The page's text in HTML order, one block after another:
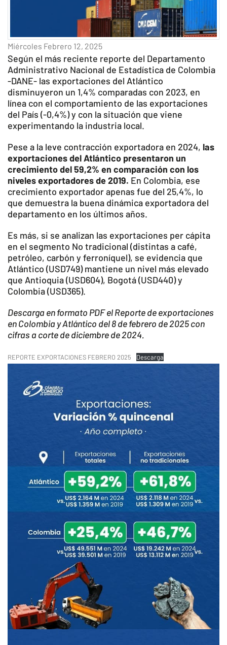
Miércoles Febrero 12, 2025
Según el más reciente reporte del Departamento
Administrativo Nacional de Estadística de Colombia
-DANE- las exportaciones del Atlántico
disminuyeron un 1,4% comparadas con 2023, en
línea con el comportamiento de las exportaciones
del País (-0,4%) y con la situación que viene
experimentando la industria local.
Pese a la leve contracción exportadora en 2024, las
exportaciones del Atlántico presentaron un
crecimiento del 59,2% en comparación con los
niveles exportadores de 2019. En Colombia, ese
crecimiento exportador apenas fue del 25,4%, lo
que demuestra la buena dinámica exportadora del
departamento en los últimos años.
Es más, si se analizan las exportaciones per cápita
en el segmento No tradicional (distintas a café,
petróleo, carbón y ferroníquel), se evidencia que
Atlántico (USD749) mantiene un nivel más elevado
que Antioquia (USD604), Bogotá (USD440) y
Colombia (USD365).
Descarga en formato PDF el Reporte de exportaciones
en Colombia y Atlántico del 8 de febrero de 2025 con
cifras a corte de diciembre de 2024.
REPORTE EXPORTACIONES FEBRERO 2025 Descarga